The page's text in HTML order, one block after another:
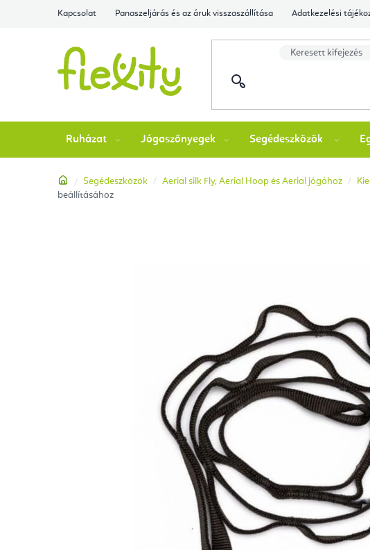
Kapcsolat Panaszeljárás és az áruk visszaszállítása Adatkezelési
Ruházat Jógaszőnyegek Segédeszközök
Kezdőlap
Segédeszközök Aerial silk Fly, Aerial Hoop és Aerial jógához
beállításához